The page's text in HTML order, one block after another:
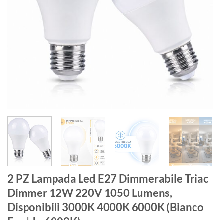
2 PZ Lampada Led E27 Dimmerabile Triac
Dimmer 12W 220V 1050 Lumens,
Disponibili 3000K 4000K 6000K (Bianco